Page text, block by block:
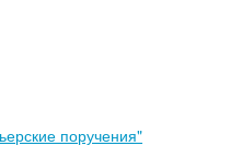
поручения"